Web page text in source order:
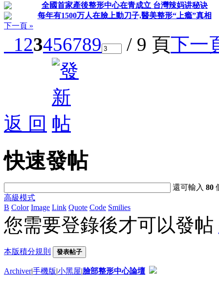
全國首家產後整形中心在青成立 台灣辣妈讲秘诀
每年有1500万人在臉上動刀子,醫美整形“上瘾”真相
下一頁 »
123456789 / 9 頁下一
返 回
快速發帖
還可輸入80
高級模式
B Color Image Link Quote Code Smilies
您需要登錄後才可以發帖
本版積分規則 發表帖子
Archiver|手機版|小黑屋|臉部整形中心論壇